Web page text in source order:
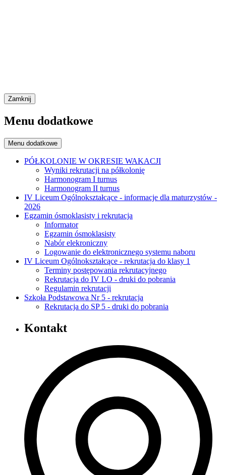
Zamknij
Menu dodatkowe
Menu dodatkowe
PÓŁKOLONIE W OKRESIE WAKACJI
Wyniki rekrutacji na półkolonię
Harmonogram I turnus
Harmonogram II turnus
IV Liceum Ogólnokształcące - informacje dla maturzystów -
2026
Egzamin ósmoklasisty i rekrutacja
Informator
Egzamin ósmoklasisty
Nabór elekroniczny
Logowanie do elektronicznego systemu naboru
IV Liceum Ogólnokształcące - rekrutacja do klasy 1
Terminy postępowania rekrutacyjnego
Rekrutacja do IV LO - druki do pobrania
Regulamin rekrutacji
Szkoła Podstawowa Nr 5 - rekrutacja
Rekrutacja do SP 5 - druki do pobrania
Kontakt